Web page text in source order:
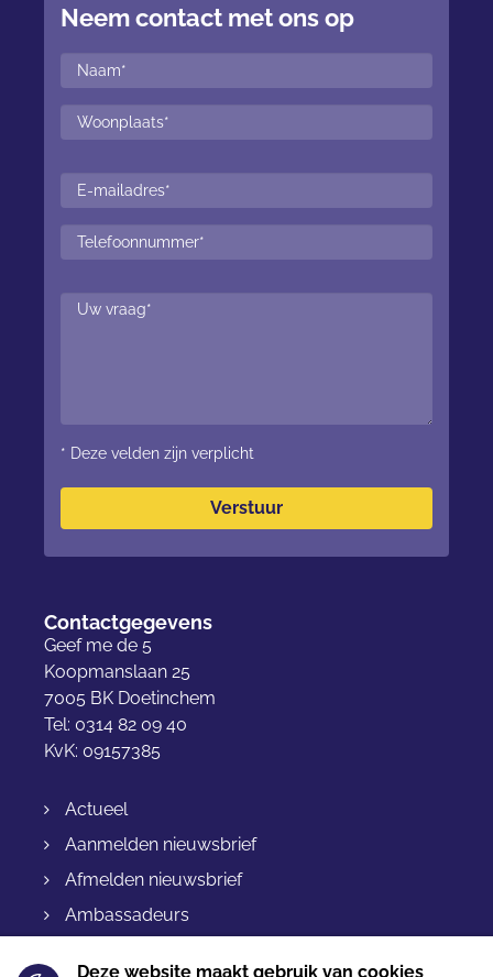
Neem contact met ons op
* Deze velden zijn verplicht
Verstuur
Contactgegevens
Geef me de 5
Koopmanslaan 25
7005 BK Doetinchem
Tel: 0314 82 09 40
KvK: 09157385
Actueel
Aanmelden nieuwsbrief
Afmelden nieuwsbrief
Ambassadeurs
Deze website maakt gebruik van cookies